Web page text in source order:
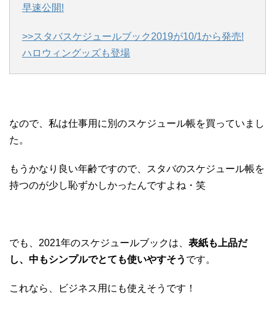
早速公開!
>>スタバスケジュールブック2019が10/1から発売!
ハロウィングッズも登場
なので、私は仕事用に別のスケジュール帳を買っていまし
た。
もうかなり良い年齢ですので、スタバのスケジュール帳を
持つのが少し恥ずかしかったんですよね・笑
でも、2021年のスケジュールブックは、 表紙も上品だ
し、中もシンプルでとても使いやすそう です。
これなら、ビジネス用にも使えそうです！